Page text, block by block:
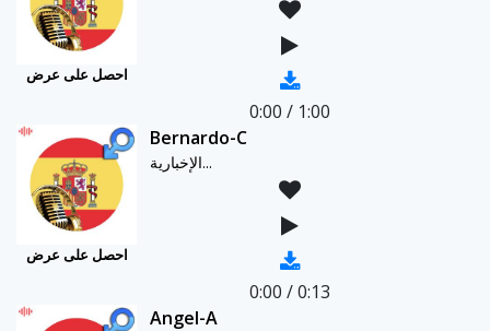
احصل على عرض
0:00 / 1:00
احصل على عرض
Bernardo-C
الإخبارية...
0:00 /0:13
Angel-A